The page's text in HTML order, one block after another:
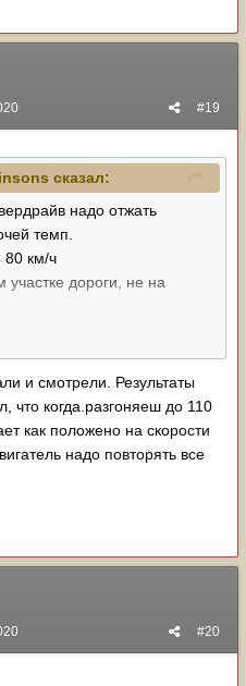
#19
сказал:
надо отжать
темп.
80 км/ч
дороги, не на
на проводку/штекеры.
и смотрели. Результаты
что когда.разгоняеш до 110
как положено на скорости
надо повторять все
#20